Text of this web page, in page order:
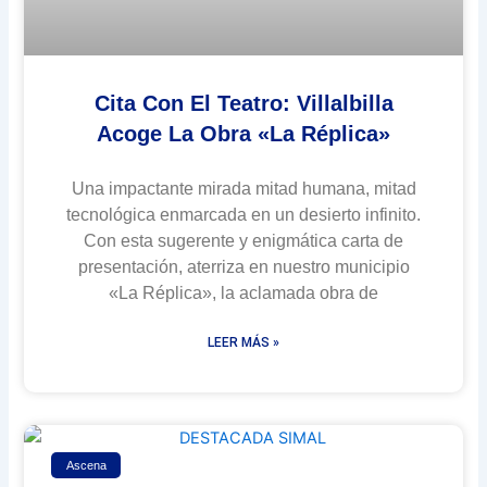
Cita Con El Teatro: Villalbilla
Acoge La Obra «La Réplica»
Una impactante mirada mitad humana, mitad
tecnológica enmarcada en un desierto infinito.
Con esta sugerente y enigmática carta de
presentación, aterriza en nuestro municipio
«La Réplica», la aclamada obra de
LEER MÁS »
Ascena